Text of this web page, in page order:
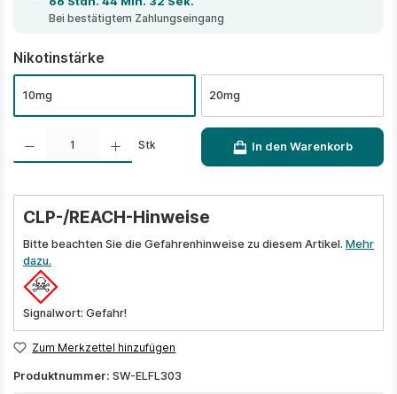
Bei bestätigtem Zahlungseingang
Nikotinstärke
10mg 20mg
Produkt Anzahl: Gib den gewünschten Wert ein oder benutze die Schaltflächen um die
Stk In den Warenkorb
CLP-/REACH-Hinweise
Bitte beachten Sie die Gefahrenhinweise zu diesem Artikel. Mehr
dazu.
Signalwort: Gefahr!
Zum Merkzettel hinzufügen
Produktnummer: SW-ELFL303